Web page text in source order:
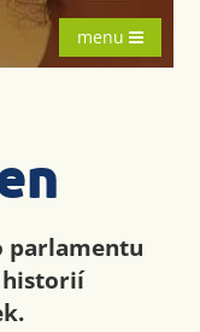
menu
parlamentu
historií